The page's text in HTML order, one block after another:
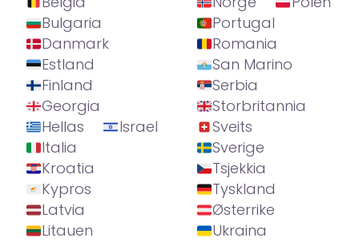
Bulgaria
Danmark
Estland
Finland
Georgia
Hellas
Israel
Italia
Kroatia
Kypros
Latvia
Litauen
Portugal
Romania
San Marino
Serbia
Storbritannia
Sveits
Sverige
Tsjekkia
Tyskland
Østerrike
Ukraina